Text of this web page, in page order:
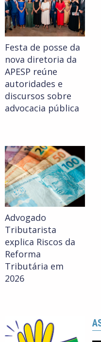
Festa de posse da
nova diretoria da
APESP reúne
autoridades e
discursos sobre
advocacia pública
Advogado
Tributarista
explica Riscos da
Reforma
Tributária em
2026